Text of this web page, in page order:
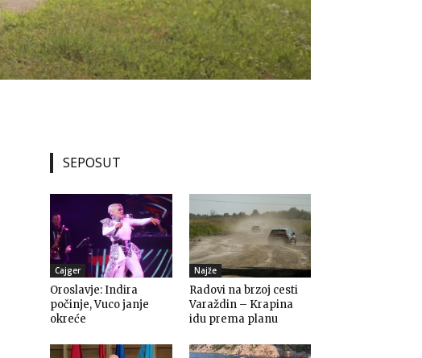
SEPOSUT
Cajger
Oroslavje: Indira
počinje, Vuco janje
okreće
Najže
Radovi na brzoj cesti
Varaždin – Krapina
idu prema planu